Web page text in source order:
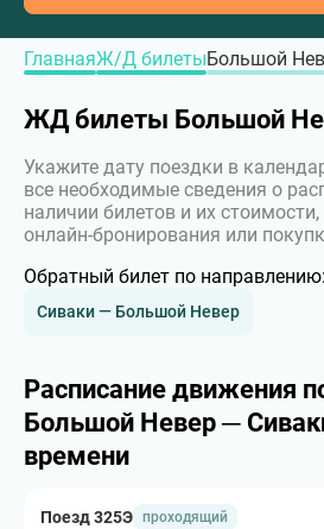
ГлавнаяЖ/Д билетыБольшой
ЖД билеты Большой
Укажите дату поездки в
все необходимые сведения о
наличии билетов и их
онлайн-бронирования или
Обратный билет по направлению:
Сиваки — Большой Невер
Расписание движения
Большой Невер ─
времени
Поезд 325Э проходящий